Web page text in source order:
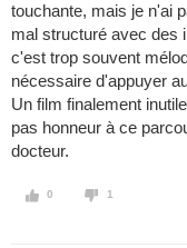
touchante, mais je n'ai
mal structuré avec des
c'est trop souvent
nécessaire d'appuyer
Un film finalement
pas honneur à ce
docteur.
0 1